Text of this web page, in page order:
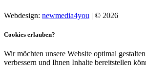
Webdesign: newmedia4you | © 2026
Cookies erlauben?
Wir möchten unsere Website optimal
verbessern und Ihnen Inhalte bereitstellen